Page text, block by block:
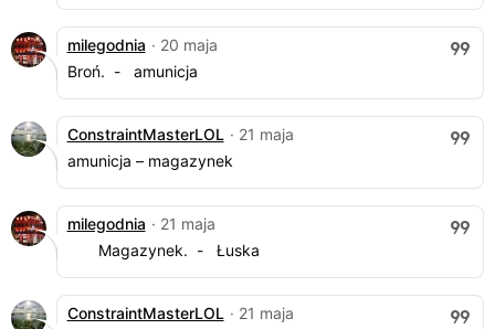
milegodnia · 20 maja
Broń. - amunicja
ConstraintMasterLOL · 21 maja
amunicja – magazynek
milegodnia · 21 maja
Magazynek. - Łuska
ConstraintMasterLOL · 21 maja